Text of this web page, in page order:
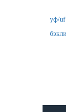
уф/uf